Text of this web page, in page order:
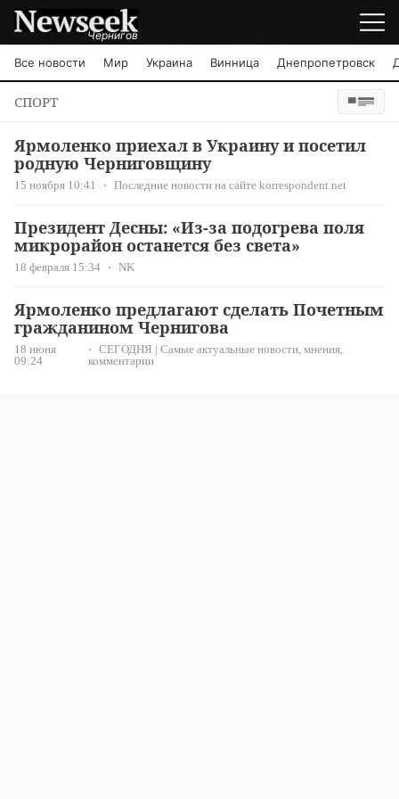
Чернигов
Все новости Мир Украина Винница Днепропетровск
СПОРТ
Ярмоленко приехал в Украину и посетил
родную Черниговщину
15 ноября 10:41 Последние новости на сайте korrespondent.net
Президент Десны: «Из-за подогрева поля
микрорайон останется без света»
18 февраля 15:34 NK
Ярмоленко предлагают сделать Почетным
гражданином Чернигова
18 июня
09:24
СЕГОДНЯ | Самые актуальные новости, мнения,
комментарии